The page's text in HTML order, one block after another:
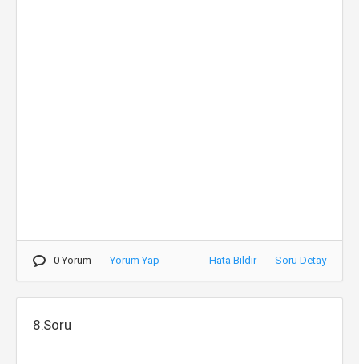
0 Yorum Yorum Yap Hata Bildir Soru Detay
8.Soru